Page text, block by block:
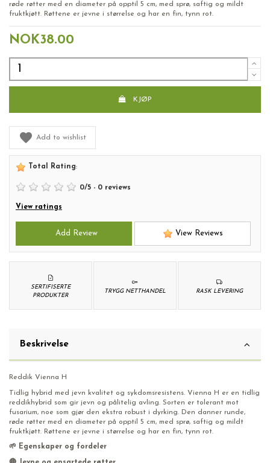
røde røtter med en diameter på opptil 5 cm, med sprø, saftig og mildt
fruktkjøtt. Røttene er jevne i størrelse og har en fin, tynn rot.
NOK38.00
KJØP
Add to wishlist
Total Rating:
0/5 - 0 reviews
View ratings
Add Review View Reviews
RASK LEVERING
TRYGG NETTHANDEL
SERTIFISERTE
PRODUKTER
Beskrivelse
Reddik Vienna H
Tidlig hybrid med jevn kvalitet og sykdomsresistens. Vienna H er en tidlig
reddikhybrid som gir jevn og pålitelig avling. Sorten er tolerant mot
fusarium, noe som gjør den ekstra robust i dyrking. Den danner runde,
røde røtter med en diameter på opptil 5 cm, med sprø, saftig og mildt
fruktkjøtt. Røttene er jevne i størrelse og har en fin, tynn rot.
🌱 Egenskaper og fordeler